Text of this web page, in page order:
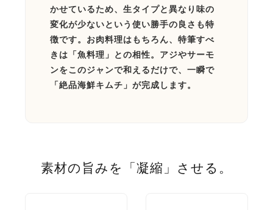
かせているため、生タイプと異なり味の
変化が少ないという使い勝手の良さも特
徴です。お肉料理はもちろん、特筆すべ
きは「魚料理」との相性。アジやサーモ
ンをこのジャンで和えるだけで、一瞬で
「絶品海鮮キムチ」が完成します。
素材の旨みを「凝縮」させる。